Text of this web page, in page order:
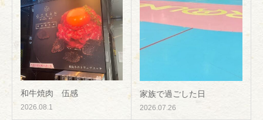
和牛焼肉 伍感
2026.08.1
家族で過ごした日
2026.07.26